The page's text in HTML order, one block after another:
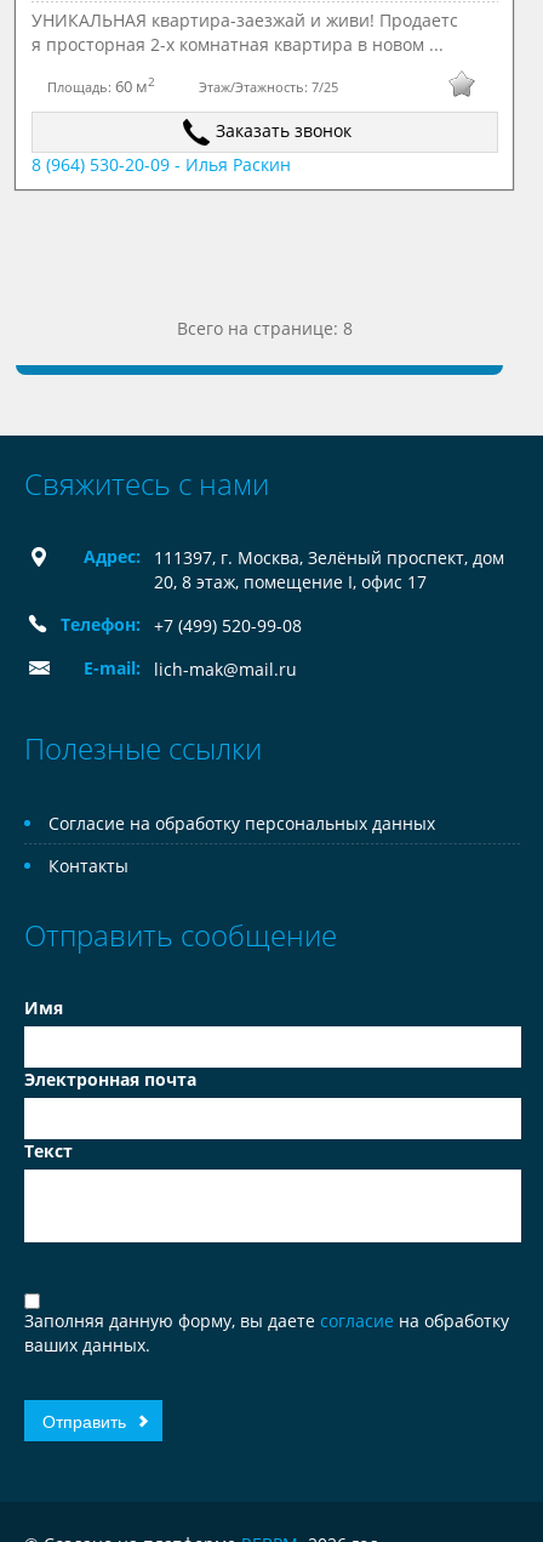
УНИКАЛЬНАЯ квартира-заезжай и живи! Продаетс
я просторная 2-х комнатная квартира в новом ...
Площадь: 60 м2 Этаж/Этажность:7/25
Заказать звонок
8 (964) 530-20-09 - Илья Раскин
Всего на странице: 8
Свяжитесь с нами
Адрес:
111397, г. Москва, Зелёный проспект, дом
20, 8 этаж, помещение I, офис 17
Телефон:
+7 (499) 520-99-08
E-mail:
lich-mak@mail.ru
Полезные ссылки
Согласие на обработку персональных данных
Контакты
Отправить сообщение
Имя
Электронная почта
Текст
Заполняя данную форму, вы даете согласие на обработку
ваших данных.